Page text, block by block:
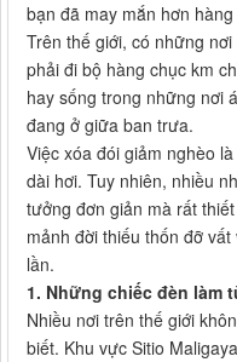
bạn đã may mắn hơn
Trên thế giới, có những
phải đi bộ hàng chục km
hay sống trong những nơi
đang ở giữa ban trưa.
Việc xóa đói giảm nghèo
dài hơi. Tuy nhiên, nhiều
tưởng đơn giản mà rất
mảnh đời thiếu thốn đỡ
lần.
1. Những chiếc đèn làm
Nhiều nơi trên thế giới
biết. Khu vực Sitio